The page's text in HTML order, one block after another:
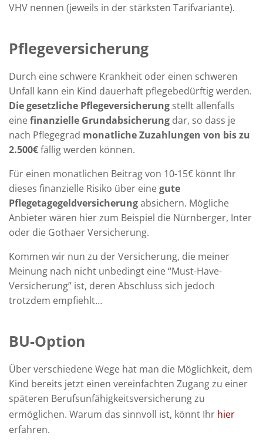
VHV nennen (jeweils in der stärksten Tarifvariante).
Pflegeversicherung
Durch eine schwere Krankheit oder einen schweren
Unfall kann ein Kind dauerhaft pflegebedürftig werden.
Die gesetzliche Pflegeversicherung stellt allenfalls
einefinanzielle Grundabsicherung dar, so dass je
nach Pflegegrad monatliche Zuzahlungen von bis zu
2.500€fällig werden können.
Für einen monatlichen Beitrag von 10-15€ könnt Ihr
dieses finanzielle Risiko über einegute
Pflegetagegeldversicherungabsichern. Mögliche
Anbieter wären hier zum Beispiel die Nürnberger, Inter
oder die Gothaer Versicherung.
Kommen wir nun zu der Versicherung, die meiner
Meinung nach nicht unbedingt eine “Must-Have-
Versicherung” ist, deren Abschluss sich jedoch
trotzdem empfiehlt…
BU-Option
Über verschiedene Wege hat man die Möglichkeit, dem
Kind bereits jetzt einen vereinfachten Zugang zu einer
späteren Berufsunfähigkeitsversicherung zu
ermöglichen. Warum das sinnvoll ist, könnt Ihr hier
erfahren.